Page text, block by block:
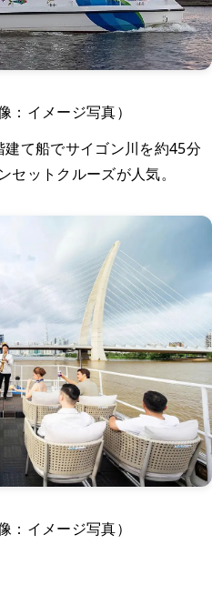
：イメージ写真）
て船でサイゴン川を約45分
セットクルーズが人気。
：イメージ写真）